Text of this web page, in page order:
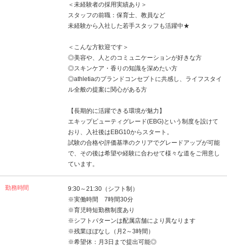
＜未経験者の採用実績あり＞
スタッフの前職：保育士、教員など
未経験から入社した若手スタッフも活躍中★
＜こんな方歓迎です＞
◎美容や、人とのコミュニケーションが好きな方
◎スキンケア・香りの知識を深めたい方
◎athletiaのブランドコンセプトに共感し、ライフスタイ
ル全般の提案に関心がある方
【長期的に活躍できる環境が魅力】
エキップビューティグレード(EBG)という制度を設けて
おり、入社後はEBG10からスタート。
試験の合格や評価基準のクリアでグレードアップが可能
で、その後は希望や経験に合わせて様々な道をご用意し
ています。
勤務時間
9:30～21:30（シフト制）
※実働時間 7時間30分
※育児時短勤務制度あり
※シフトパターンは配属店舗により異なります
※残業ほぼなし（月2～3時間）
※希望休：月3日まで提出可能◎